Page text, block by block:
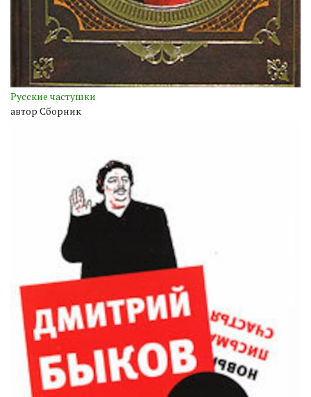
Русские частушки
автор Сборник